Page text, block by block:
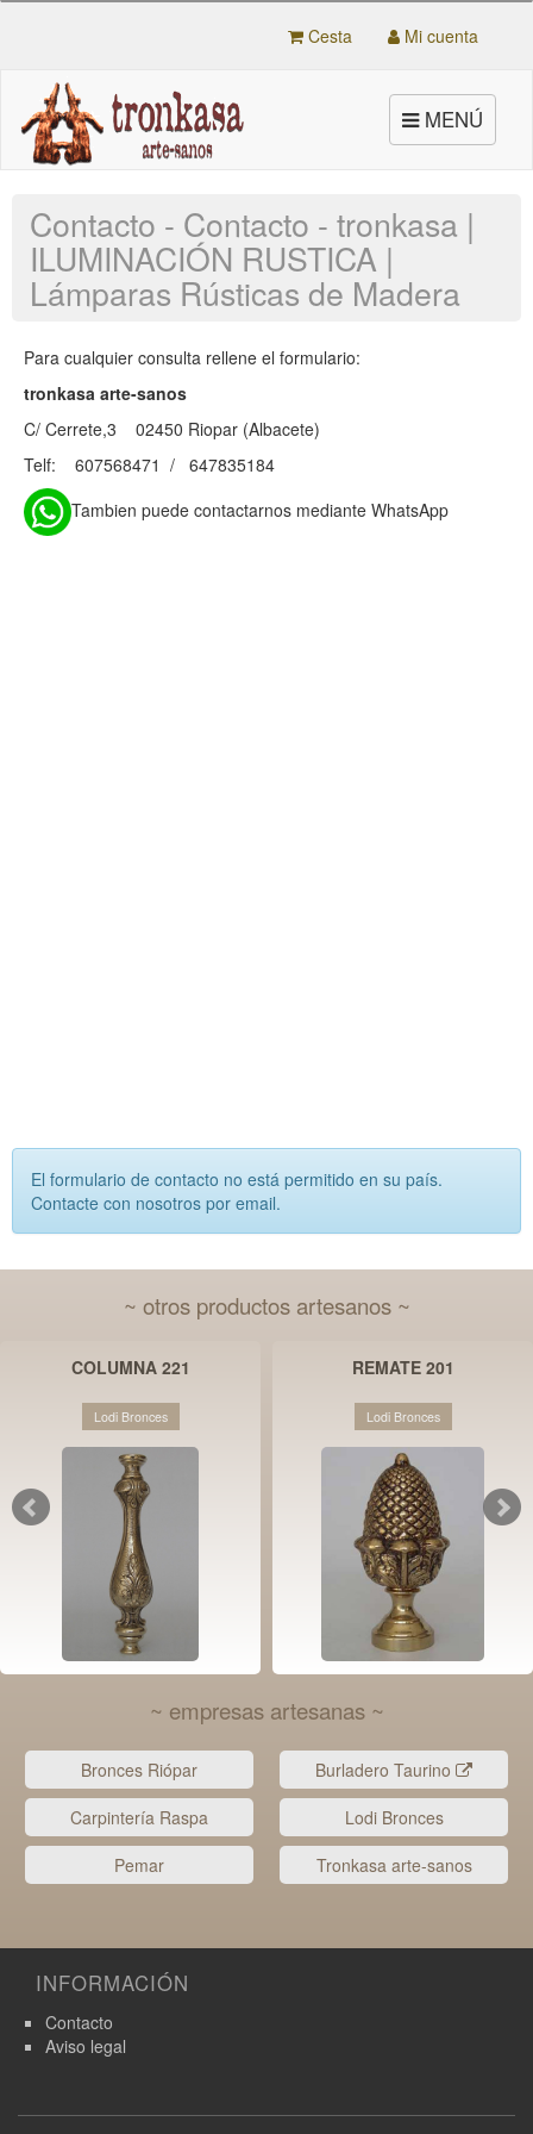
Mi cuenta
Cesta
Toggle
navigation
MENÚ
Contacto - Contacto - tronkasa |
ILUMINACIÓN RUSTICA |
Lámparas Rústicas de Madera
Para cualquier consulta rellene el formulario:
tronkasa arte-sanos
C/ Cerrete,3 02450 Riopar (Albacete)
Telf: 607568471 / 647835184
Tambien puede contactarnos mediante WhatsApp
El formulario de contacto no está permitido en su país.
Contacte con nosotros por email.
~ otros productos artesanos ~
COLUMNA 221
Lodi Bronces
REMATE 201
Lodi Bronces
~ empresas artesanas ~
Bronces Riópar
Burladero Taurino
Carpintería Raspa
Lodi Bronces
Pemar
Tronkasa arte-sanos
INFORMACIÓN
Contacto
Aviso legal